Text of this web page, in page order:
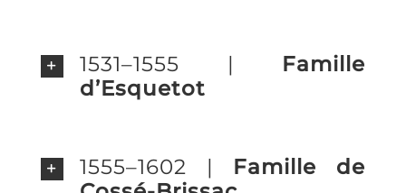
1531–1555 | Famille
d’Esquetot
1555–1602 | Famille de